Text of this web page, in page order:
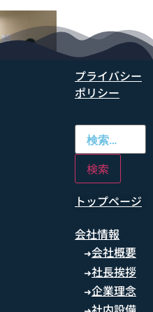
プライバシー
ポリシー
トップページ
会社情報
➜会社概要
➜社長挨拶
➜企業理念